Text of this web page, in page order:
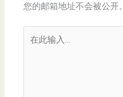
您的邮箱地址不会被公开。